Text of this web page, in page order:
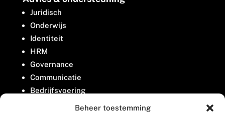
Beheer toestemming
Juridisch
Onderwijs
Identiteit
HRM
Governance
Communicatie
Bedrijfsvoering
Belangenbehartiging